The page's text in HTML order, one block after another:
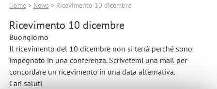
Home> News > Ricevimento 10 dicembre
Ricevimento 10 dicembre
Buongiorno
Il ricevimento del 10 dicembre non si terrà perché sono
impegnato in una conferenza. Scrivetemi una mail per
concordare un ricevimento in una data alternativa.
Cari saluti